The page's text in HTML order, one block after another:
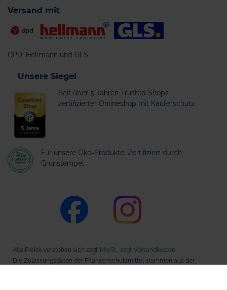
Versand mit
DPD, Hellmann und GLS
Unsere Siegel
Seit über 5 Jahren Trusted Shops
zertifizierter Onlineshop mit Käuferschutz
Für unsere Öko-Produkte: Zertifiziert durch
Grünstempel
Alle Preise verstehen sich zzgl. MwSt., zzgl. Versandkosten
Die Zulassungsdaten der Pflanzenschutzmittel stammen aus der